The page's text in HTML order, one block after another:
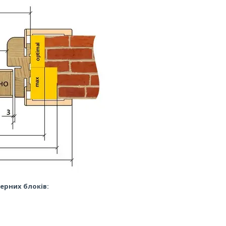
блоків: